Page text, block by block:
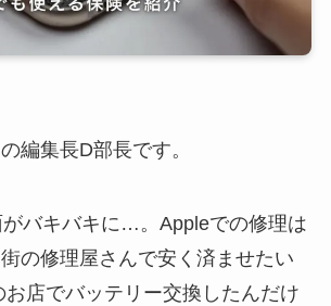
編集長D部長です。
がバキバキに…。Appleでの修理は
の修理屋さんで安く済ませたい
お店でバッテリー交換したんだけ